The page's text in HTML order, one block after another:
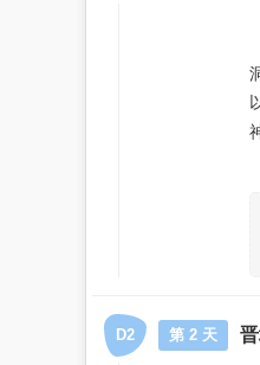
D2 第 2 天